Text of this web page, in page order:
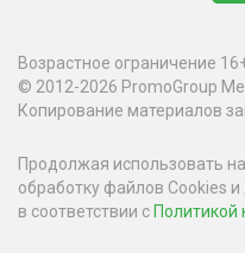
Возрастное ограничение
© 2012-2026 PromoGroup
Копирование материалов
Продолжая использовать
обработку файлов Cookies
в соответствии с Политикой